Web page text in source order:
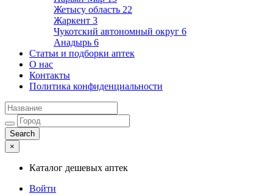
Жетысу область 22
Жаркент 3
Чукотский автономный округ 6
Анадырь 6
Статьи и подборки аптек
О нас
Контакты
Политика конфиденциальности
×
Каталог дешевых аптек
Войти